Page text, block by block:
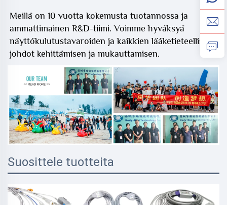
Meillä on 10 vuotta kokemusta tuotannossa ja
ammattimainen R&D-tiimi. Voimme hyväksyä
näyttökulutustavaroiden ja kaikkien lääketieteellisten
johdot kehittämisen ja mukauttamisen.
Suosittele tuotteita